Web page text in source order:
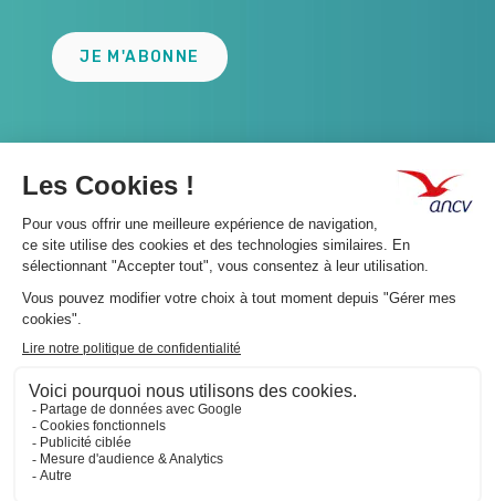
JE M'ABONNE
A propos 👇
Suivez-nous 👇
Infos légales 👇
Phishing : restez vigilants👇